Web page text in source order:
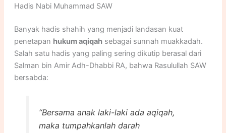
Hadis Nabi Muhammad SAW
Banyak hadis shahih yang menjadi landasan kuat
penetapan hukum aqiqahsebagai sunnah muakkadah.
Salah satu hadis yang paling sering dikutip berasal dari
Salman bin Amir Adh-Dhabbi RA, bahwa Rasulullah SAW
bersabda:
“Bersama anak laki-laki ada aqiqah,
maka tumpahkanlah darah